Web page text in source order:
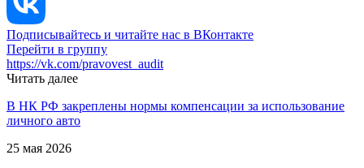
Подписывайтесь и читайте нас в ВКонтакте
Перейти в группу
https://vk.com/pravovest_audit
Читать далее
В НК РФ закреплены нормы компенсации за использование
личного авто
25 мая 2026